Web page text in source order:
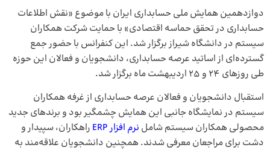
دوازدهمین همایش ملی حسابداری ایران با موضوع «نقش اطلاعات
حسابداری در تحقق حماسه اقتصادی» با حمایت شرکت همکاران
سیستم در دانشگاه شیراز برگزار شد. این کنفرانس با حضور جمع
گسترده‌ای از اساتید عرصه حسابداری، دانشجویان و فعالان این حوزه
طی روزهای ۲۴ و ۲۵ اردیبهشت ماه برگزار شد.
استقبال دانشجویان و فعالان عرصه حسابداری از غرفه همکاران
سیستم در نمایشگاه جانبی این همایش چشمگیر بود و برندهای جدید
محصولی همکاران سیستم شامل نرم افزار ERP
راهکاران، سپیدار و
دشت برای مراجعان معرفی شدند. همچنین دانشجویان علاقه‌مند به